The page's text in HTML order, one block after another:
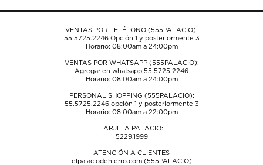
envío.envío.envío.envío.envío.
VENTAS POR TELÉFONO (555PALACIO):
55.5725.2246Opción 1 y posteriormente 3
Horario: 08:00am a 24:00pm
VENTAS POR WHATSAPP (555PALACIO):
Agregar en whatsapp 55.5725.2246
Horario: 08:00am a 24:00pm
PERSONAL SHOPPING (555PALACIO):
55.5725.2246opción 1 y posteriormente 3
Horario: 08:00am a 22:00pm
TARJETA PALACIO:
5229.1999
ATENCIÓN A CLIENTES
elpalaciodehierro.com (555PALACIO)